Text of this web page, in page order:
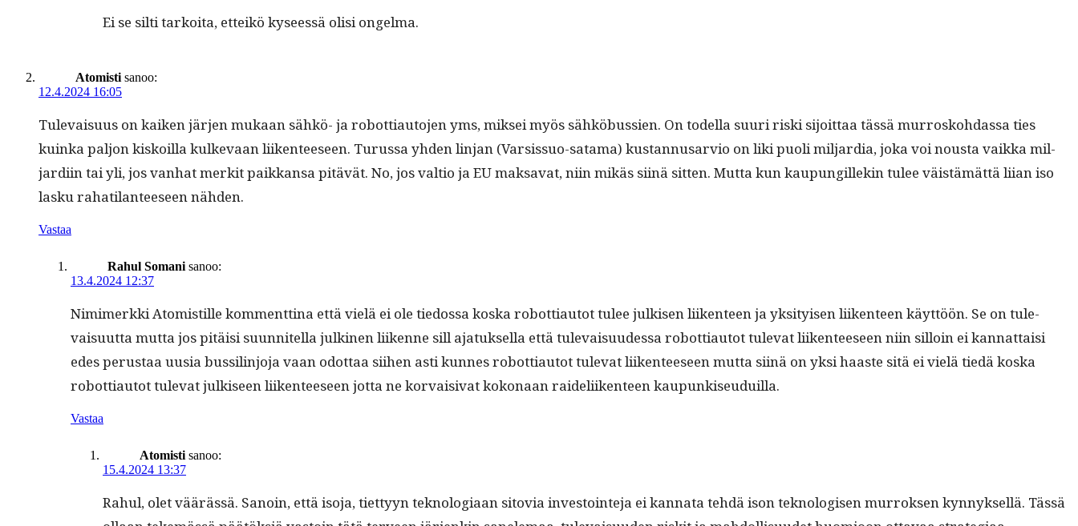
Ei se silti tarkoi­ta, etteikö kyseessä olisi ongelma.
Atomisti sanoo:
12.4.2024 16:05
Tule­vaisu­us on kaiken jär­jen mukaan sähkö- ja robot­ti­au­to­jen yms, mik­sei myös sähköbussien. On todel­la suuri ris­ki sijoit­taa tässä mur­rosko­hdas­sa ties
kuin­ka paljon kiskoil­la kulke­vaan liiken­teeseen. Turus­sa yhden lin­jan (Var­sis­suo-sata­ma) kus­tan­nusarvio on liki puoli mil­jar­dia, joka voi nous­ta vaik­ka mil­
jardi­in tai yli, jos van­hat merk­it paikkansa pitävät. No, jos val­tio ja EU mak­sa­vat, niin mikäs siinä sit­ten. Mut­ta kun kaupungillekin tulee väistämät­tä liian iso
lasku rahati­lanteeseen nähden.
Vastaa
Rahul Somani sanoo:
13.4.2024 12:37
Nim­imerk­ki Atom­istille kom­ment­ti­na että vielä ei ole tiedos­sa kos­ka robot­ti­au­tot tulee julkisen liiken­teen ja yksi­tyisen liiken­teen käyt­töön. Se on tule­
vaisu­ut­ta mut­ta jos pitäisi suun­nitel­la julki­nen liikenne sill ajatuk­sel­la että tule­vaisu­udessa robot­ti­au­tot tule­vat liiken­teeseen niin sil­loin ei kan­nat­taisi
edes perus­taa uusia bus­sil­in­jo­ja vaan odot­taa siihen asti kunnes robot­ti­au­tot tule­vat liiken­teeseen mut­ta siinä on yksi haaste sitä ei vielä tiedä kos­ka
robot­ti­au­tot tule­vat julkiseen liiken­teeseen jot­ta ne kor­vaisi­vat kokon­aan raideli­iken­teen kaupunkiseuduilla.
Vastaa
Atomisti sanoo:
15.4.2024 13:37
Rahul, olet väärässä. Sanoin, että iso­ja, tiet­tyyn teknolo­giaan sitovia investoin­te­ja ei kan­na­ta tehdä ison tek­nol­o­gisen mur­roksen kyn­nyk­sel­lä. Tässä